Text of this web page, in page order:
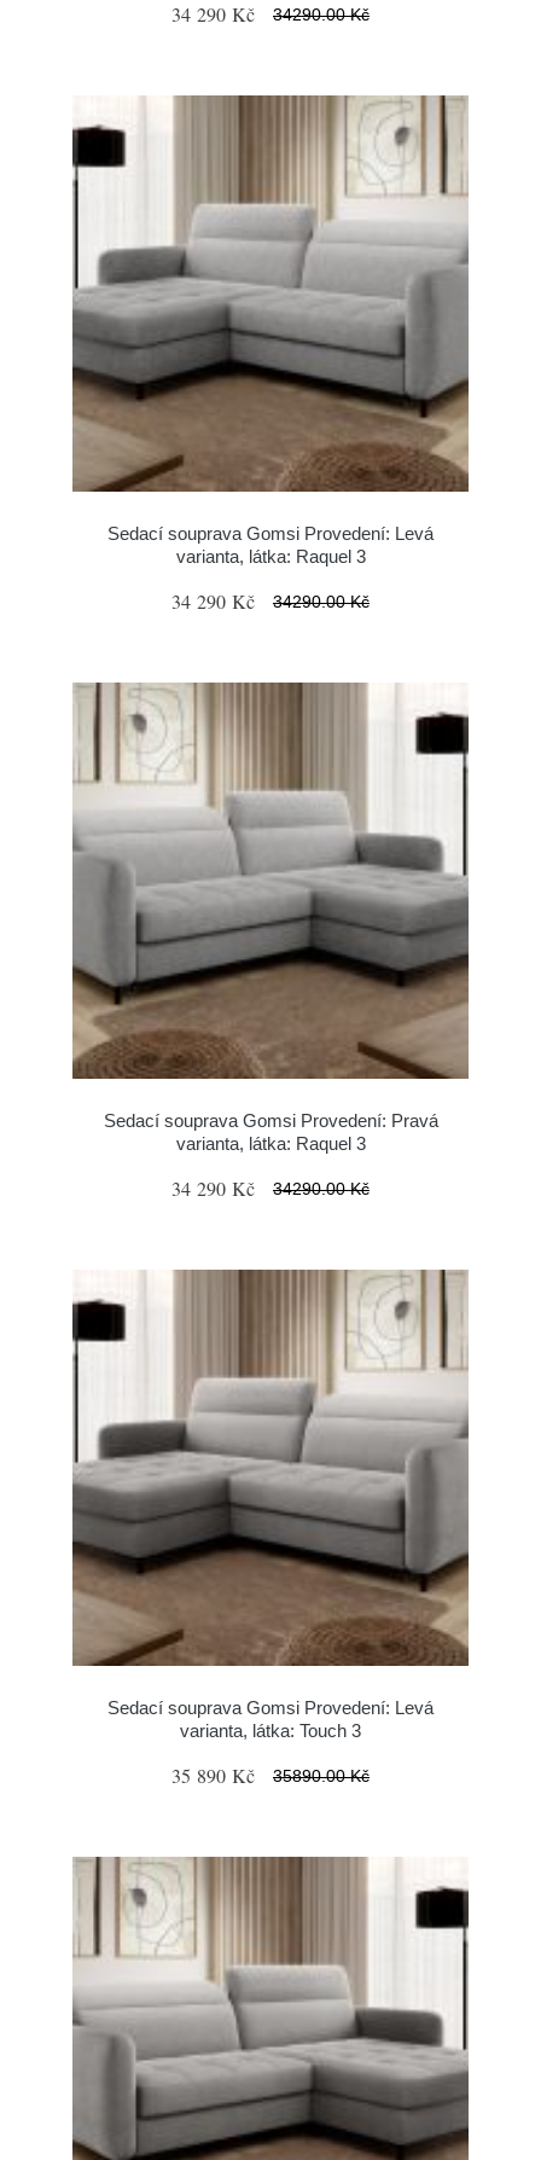
34 290 Kč 34290.00 Kč
Sedací souprava Gomsi Provedení: Levá
varianta, látka: Raquel 3
34 290 Kč 34290.00 Kč
Sedací souprava Gomsi Provedení: Pravá
varianta, látka: Raquel 3
34 290 Kč 34290.00 Kč
Sedací souprava Gomsi Provedení: Levá
varianta, látka: Touch 3
35 890 Kč 35890.00 Kč